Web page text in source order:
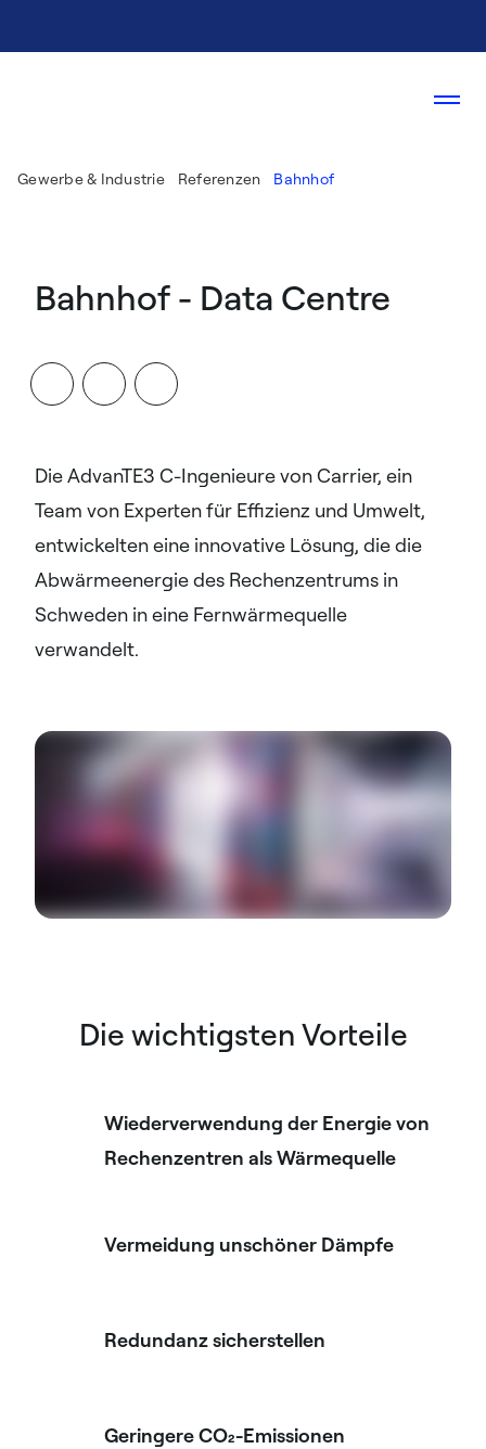
Gewerbe & Industrie Referenzen Bahnhof
Bahnhof - Data Centre
Die AdvanTE3 C-Ingenieure von Carrier, ein
Team von Experten für Effizienz und Umwelt,
entwickelten eine innovative Lösung, die die
Abwärmeenergie des Rechenzentrums in
Schweden in eine Fernwärmequelle
verwandelt.
Die wichtigsten Vorteile
Wiederverwendung der Energie von
Rechenzentren als Wärmequelle
Vermeidung unschöner Dämpfe
Redundanz sicherstellen
Geringere CO₂-Emissionen